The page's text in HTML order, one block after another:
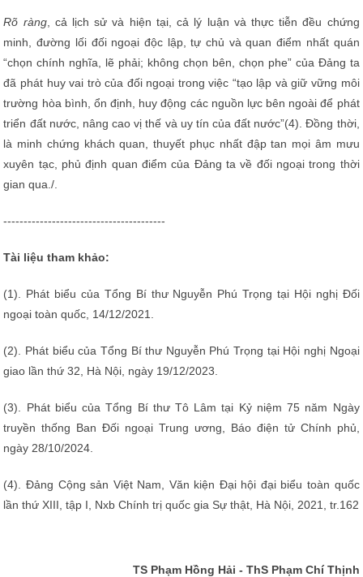
Rõ ràng, cả lịch sử và hiện tại, cả lý luận và thực tiễn đều chứng
minh, đường lối đối ngoại độc lập, tự chủ và quan điểm nhất quán
“chọn chính nghĩa, lẽ phải; không chọn bên, chọn phe” của Đảng ta
đã phát huy vai trò của đối ngoại trong việc “tạo lập và giữ vững môi
trường hòa bình, ổn định, huy động các nguồn lực bên ngoài để phát
triển đất nước, nâng cao vị thế và uy tín của đất nước”(4). Đồng thời,
là minh chứng khách quan, thuyết phục nhất đập tan mọi âm mưu
xuyên tạc, phủ định quan điểm của Đảng ta về đối ngoại trong thời
gian qua./.
----------------------------------------
Tài liệu tham khảo:
(1). Phát biểu của Tổng Bí thư Nguyễn Phú Trọng tại Hội nghị Đối
ngoại toàn quốc, 14/12/2021.
(2). Phát biểu của Tổng Bí thư Nguyễn Phú Trọng tại Hội nghị Ngoại
giao lần thứ 32, Hà Nội, ngày 19/12/2023.
(3). Phát biểu của Tổng Bí thư Tô Lâm tại Kỷ niệm 75 năm Ngày
truyền thống Ban Đối ngoại Trung ương, Báo điện tử Chính phủ,
ngày 28/10/2024.
(4). Đảng Cộng sản Việt Nam, Văn kiện Đại hội đại biểu toàn quốc
lần thứ XIII, tập I, Nxb Chính trị quốc gia Sự thật, Hà Nội, 2021, tr.162
TS Phạm Hồng Hải - ThS Phạm Chí Thịnh